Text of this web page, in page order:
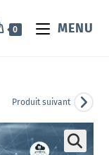
0 MENU
Produit suivant